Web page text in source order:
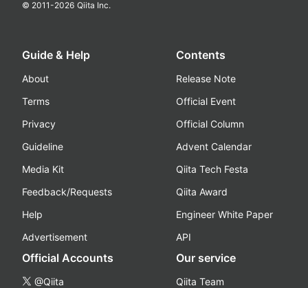
© 2011-2026 Qiita Inc.
Guide & Help
About
Terms
Privacy
Guideline
Media Kit
Feedback/Requests
Help
Advertisement
Contents
Release Note
Official Event
Official Column
Advent Calendar
Qiita Tech Festa
Qiita Award
Engineer White Paper
API
Official Accounts
@Qiita
Our service
Qiita Team